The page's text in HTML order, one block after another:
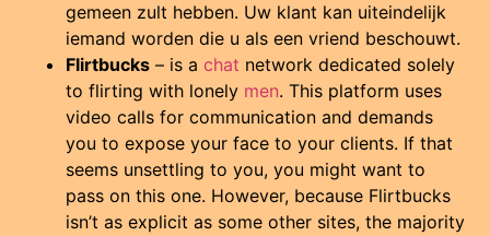
gemeen zult hebben. Uw klant kan uiteindelijk
iemand worden die u als een vriend beschouwt.
Flirtbucks – is a chat network dedicated solely
to flirting with lonely men. This platform uses
video calls for communication and demands
you to expose your face to your clients. If that
seems unsettling to you, you might want to
pass on this one. However, because Flirtbucks
isn’t as explicit as some other sites, the majority